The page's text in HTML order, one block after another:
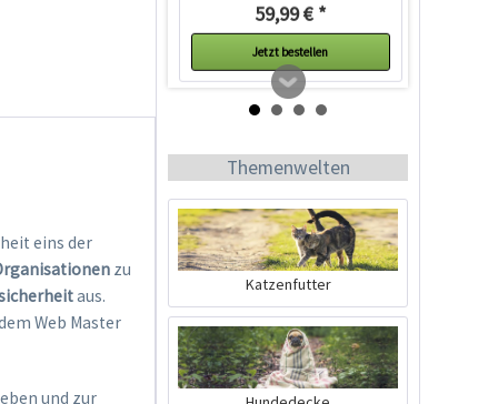
eins der
zu
aus.
Web Master
und zur
59,99 € *
Jetzt bestellen
Ruffwear Crag Leine
Granite Gray
Inhalt1 Stück
Themenwelten
Katzenfutter